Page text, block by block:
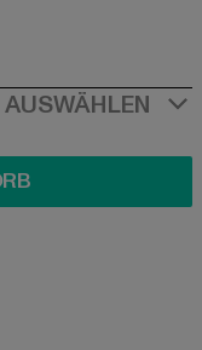
AUSWÄHLEN